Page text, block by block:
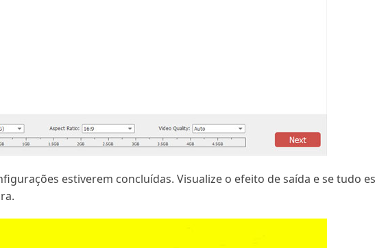
estiverem concluídas. Visualize o efeito de saída e se tudo